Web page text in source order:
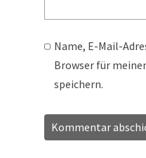
Name, E-Mail-
Browser für
speichern.